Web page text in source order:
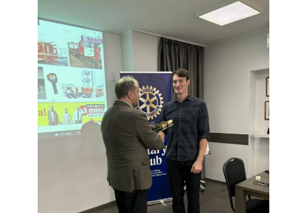
–
Tanel
Vahter